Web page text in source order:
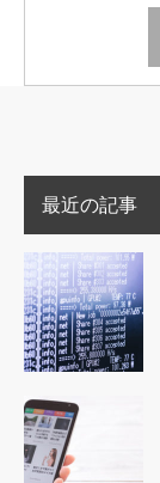
最近の記事